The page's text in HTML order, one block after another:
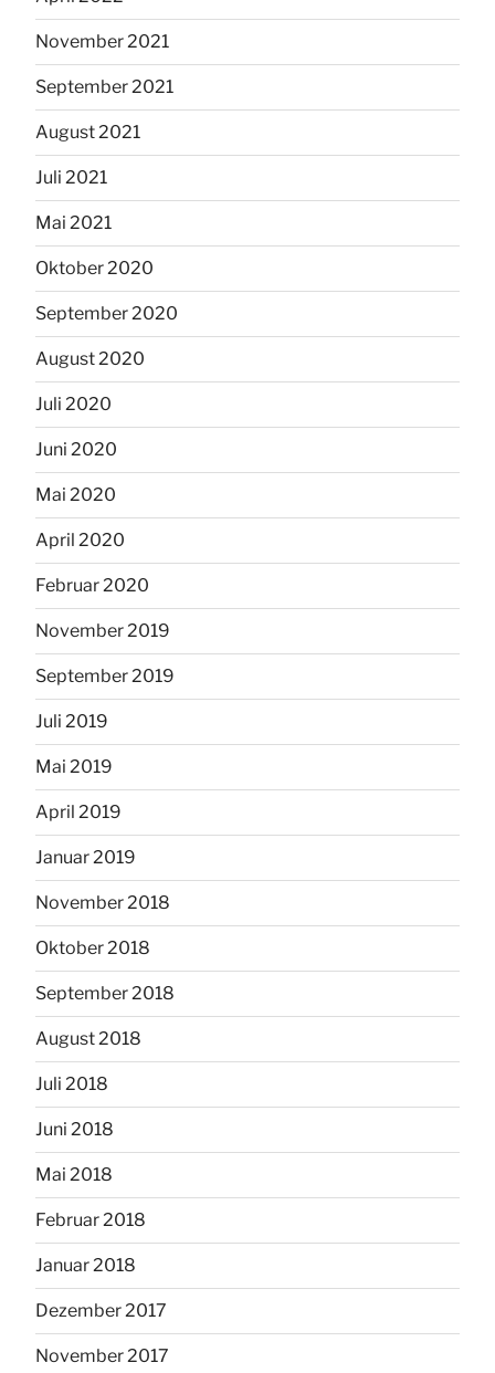
November 2021
September 2021
August 2021
Juli 2021
Mai 2021
Oktober 2020
September 2020
August 2020
Juli 2020
Juni 2020
Mai 2020
April 2020
Februar 2020
November 2019
September 2019
Juli 2019
Mai 2019
April 2019
Januar 2019
November 2018
Oktober 2018
September 2018
August 2018
Juli 2018
Juni 2018
Mai 2018
Februar 2018
Januar 2018
Dezember 2017
November 2017